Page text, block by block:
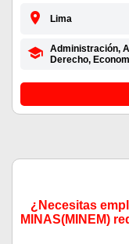
Lima
Administración,
Derecho,
¿Necesitas
MINAS(MINEM)